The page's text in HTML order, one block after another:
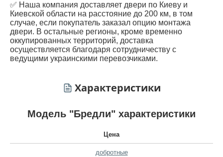
✅ Наша компания доставляет двери по Киеву и
Киевской области на расстояние до 200 км, в том
случае, если покупатель заказал опцию монтажа
двери. В остальные регионы, кроме временно
оккупированных территорий, доставка
осуществляется благодаря сотрудничеству с
ведущими украинскими перевозчиками.
Характеристики
Модель "Бредли" характеристики
Цена
добротные